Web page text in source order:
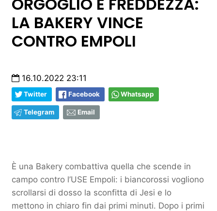
LA BAKERY VINCE
CONTRO EMPOLI
16.10.2022 23:11
Twitter Facebook Whatsapp
Telegram Email
È una Bakery combattiva quella che scende in
campo contro l’USE Empoli: i biancorossi vogliono
scrollarsi di dosso la sconfitta di Jesi e lo
mettono in chiaro fin dai primi minuti. Dopo i primi